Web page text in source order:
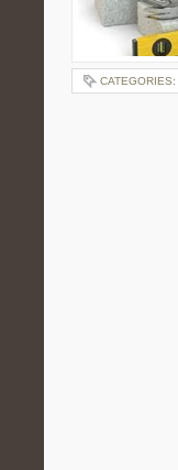
CATEGORIES: